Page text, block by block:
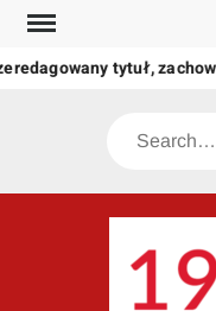
Skip
content
tytuł,
Search